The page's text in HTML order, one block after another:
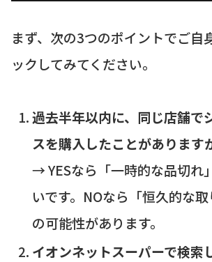
まず、次の3つのポイントでご自
ックしてみてください。
過去半年以内に、同じ店舗で
スを購入したことがあります
→ YESなら「一時的な品切れ
いです。NOなら「恒久的な取
の可能性があります。
イオンネットスーパーで検索